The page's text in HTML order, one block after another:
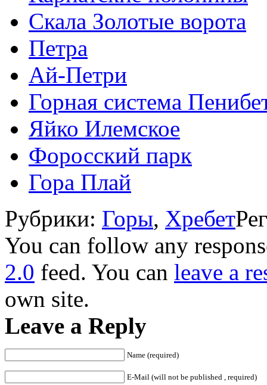
Скала Золотые ворота
Петра
Ай-Петри
Горная система
Яйко Илемское
Форосский парк
Гора Плай
Рубрики: Горы, Хребет
You can follow any
2.0 feed. You can leave a
own site.
Leave a Reply
Name (required)
E-Mail (will not be published , required)